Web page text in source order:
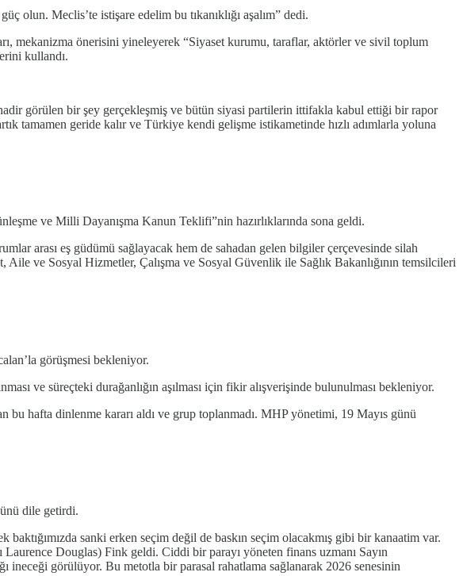
olun. Meclis’te istişare edelim bu tıkanıklığı aşalım” dedi.
mekanizma önerisini yineleyerek “Siyaset kurumu, taraflar, aktörler ve sivil toplum
kullandı.
görülen bir şey gerçekleşmiş ve bütün siyasi partilerin ittifakla kabul ettiği bir rapor
tamamen geride kalır ve Türkiye kendi gelişme istikametinde hızlı adımlarla yoluna
ve Milli Dayanışma Kanun Teklifi”nin hazırlıklarında sona geldi.
arası eş güdümü sağlayacak hem de sahadan gelen bilgiler çerçevesinde silah
ve Sosyal Hizmetler, Çalışma ve Sosyal Güvenlik ile Sağlık Bakanlığının temsilcileri
görüşmesi bekleniyor.
ve süreçteki durağanlığın aşılması için fikir alışverişinde bulunulması bekleniyor.
bu hafta dinlenme kararı aldı ve grup toplanmadı. MHP yönetimi, 19 Mayıs günü
dile getirdi.
sanki erken seçim değil de baskın seçim olacakmış gibi bir kanaatim var.
Douglas) Fink geldi. Ciddi bir parayı yöneten finans uzmanı Sayın
ineceği görülüyor. Bu metotla bir parasal rahatlama sağlanarak 2026 senesinin